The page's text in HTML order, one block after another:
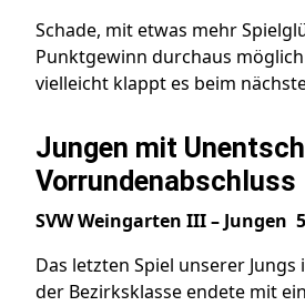
Schade, mit etwas mehr
Punktgewinn durchaus
vielleicht klappt es beim
Jungen mit
Vorrundenabschluss
SVW Weingarten III – Jungen
Das letzten Spiel unserer
der Bezirksklasse endete mit